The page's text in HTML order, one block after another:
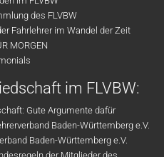
des FLVBW
Fahrlehrer im Wandel der Zeit
MORGEN
im FLVBW:
Gute Argumente dafür
Baden-Württemberg e.V.
Baden-Württemberg e.V.